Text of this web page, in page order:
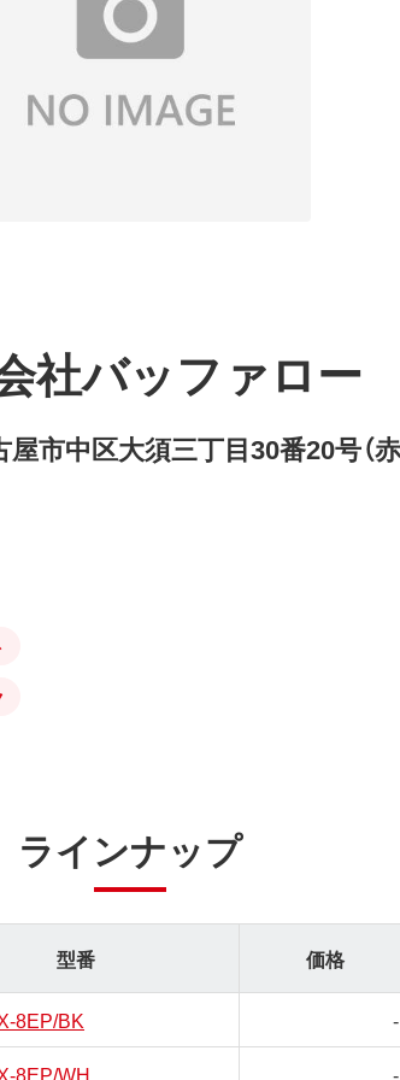
社バッファロー
市中区大須三丁目30番20号（
ラインナップ
型番 価格
8EP/BK -